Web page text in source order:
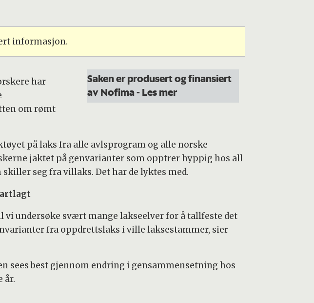
informasjon.
Saken er produsert og finansiert
av Nofima- Les mer
har
om rømt
på laks fra alle avlsprogram og alle norske
jaktet på genvarianter som opptrer hyppig hos all
seg fra villaks. Det har de lyktes med.
vi undersøke svært mange lakseelver for å tallfeste det
fra oppdrettslaks i ville laksestammer, sier
sees best gjennom endring i gensammensetning hos
år.